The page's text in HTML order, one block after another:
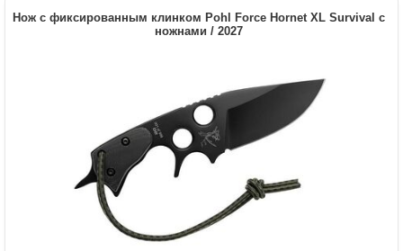
Нож с фиксированным клинком Pohl Force Hornet XL Survival с
ножнами / 2027